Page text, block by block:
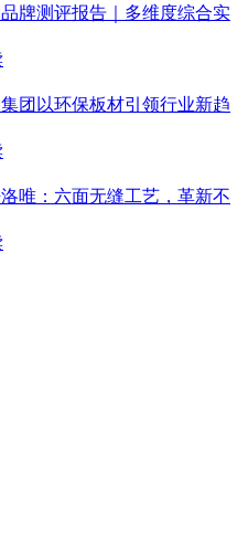
牌测评报告｜多维度综合实
团以环保板材引领行业新趋
唯：六面无缝工艺，革新不